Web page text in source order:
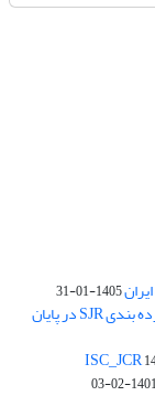
1405-01-31
کسب رتبه Q4 مجله ژئوفیزیک ایران در رتبه بندی پایگاه رده بندی SJR در پایان
1401-02-03